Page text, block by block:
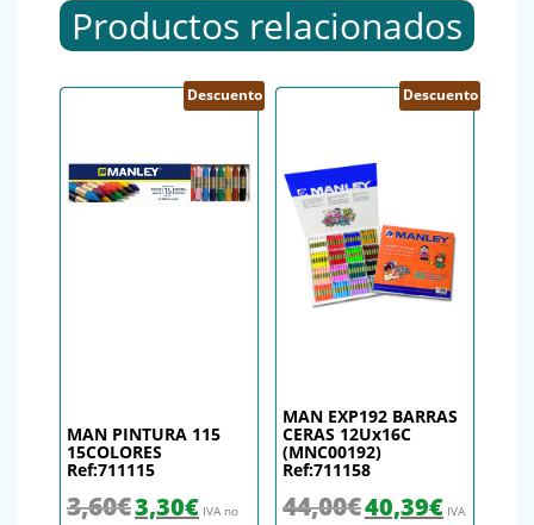
Productos relacionados
Descuento
MAN PINTURA 115
15COLORES
Ref:711115
3,60€ El precio original era: 3,60€.
3,30€El precio actual es: 3,30€.
IVA no
Descuento
MAN EXP192 BARRAS
CERAS 12Ux16C
(MNC00192)
Ref:711158
44,00€ El precio original era:
40,39€El precio
IVA